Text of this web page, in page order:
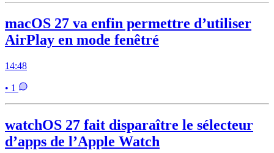
macOS 27 va enfin permettre d’utiliser
AirPlay en mode fenêtré
14:48
• 1
watchOS 27 fait disparaître le sélecteur
d’apps de l’Apple Watch